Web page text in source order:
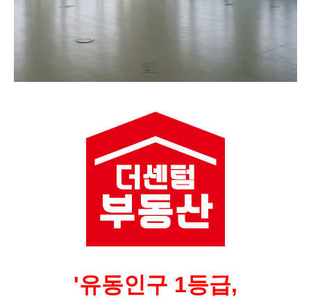
'유동인구 1등급,